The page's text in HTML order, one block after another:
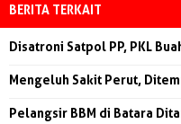
BERITA TERKAIT
Disatroni Satpol PP, PKL
Mengeluh Sakit Perut,
Pelangsir BBM di Batara